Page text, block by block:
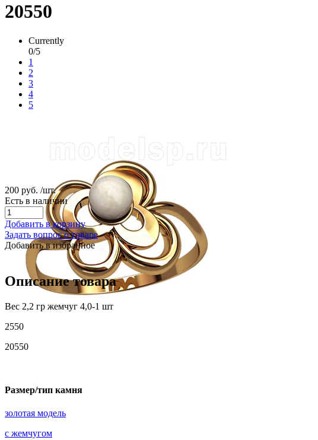
20550
Currently
0/5
1
2
3
4
5
200 руб. /шт.
Есть в наличии
Добавить в корзину
Задать вопрос о товаре
Добавить в избранное
Описание товара
Вес 2,2 гр жемчуг 4,0-1 шт
2550
20550
Размер/тип камня
золотая модель
с жемчугом